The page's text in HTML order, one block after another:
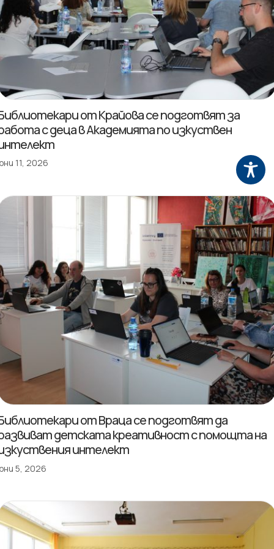
от Крайова се подготвят за
с деца в Академията по изкуствен
11, 2026
от Враца се подготвят да
детската креативност с помощта на
интелект
5, 2026